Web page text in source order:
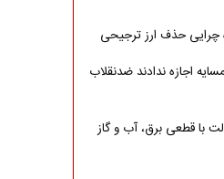
چرایی حذف ارز ترجیحی
اجازه ندادند ضدنقلاب
با قطعی برق، آب و گاز